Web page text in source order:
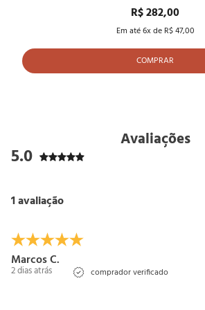
R$ 282,00
Em até6x de R$ 47,00
COMPRAR
Avaliações
5.0
1 avaliação
Marcos C.
2 dias atrás comprador verificado